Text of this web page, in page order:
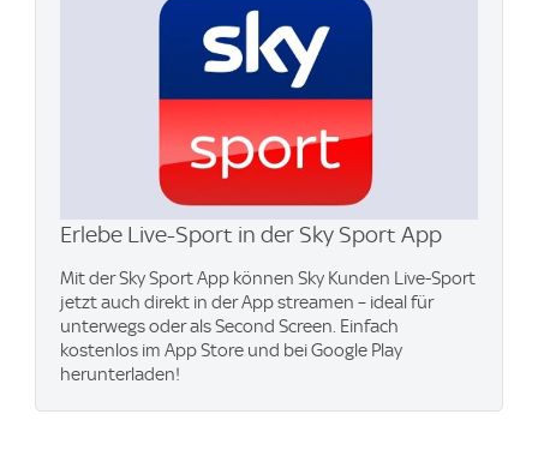
Erlebe Live-Sport in der Sky Sport App
Mit der Sky Sport App können Sky Kunden Live-Sport
jetzt auch direkt in der App streamen – ideal für
unterwegs oder als Second Screen. Einfach
kostenlos im App Store und bei Google Play
herunterladen!